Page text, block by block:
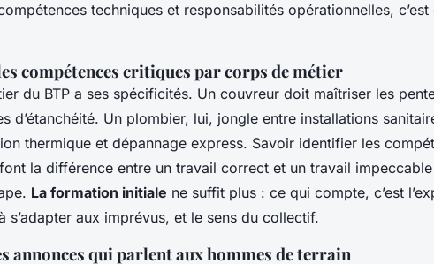
techniques et responsabilités opérationnelles,
compétences critiques par corps de métier
du BTP a ses spécificités. Un couvreur doit maîtriser les
d’étanchéité. Un plombier, lui, jongle entre installations
thermique et dépannage express. Savoir identifier les
la différence entre un travail correct et un travail
La formation initiale ne suffit plus : ce qui compte, c’est
s’adapter aux imprévus, et le sens du collectif.
annonces qui parlent aux hommes de terrain